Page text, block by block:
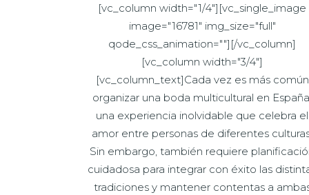
[vc_column width="1/4"][vc_single_image
image="16781" img_size="full"
qode_css_animation=""][/vc_column]
[vc_column width="3/4"]
[vc_column_text]Cada vez es más común
organizar una boda multicultural en España,
una experiencia inolvidable que celebra el
amor entre personas de diferentes
Sin embargo, también requiere
cuidadosa para integrar con éxito las
tradiciones y mantener contentas a